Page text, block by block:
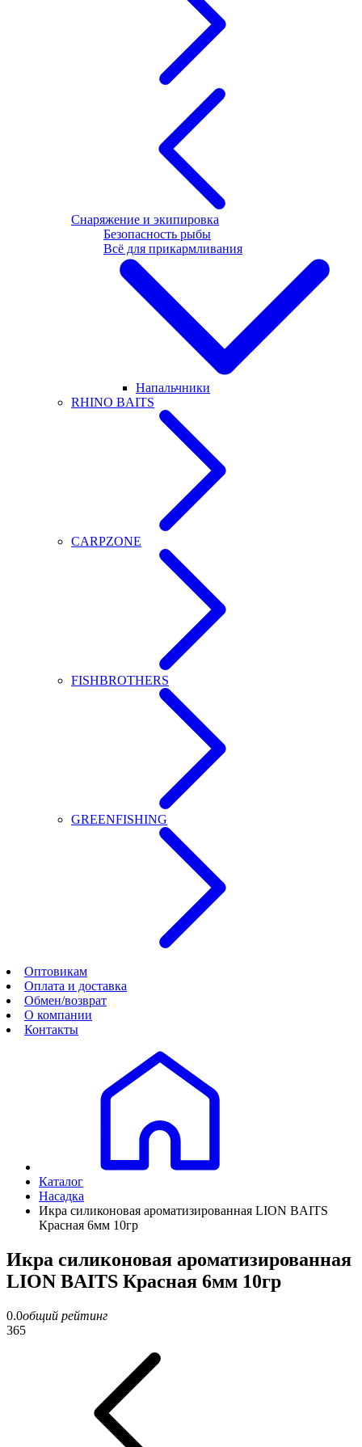
Снаряжение и экипировка
Безопасность рыбы
Всё для прикармливания
Напальчники
RHINO BAITS
CARPZONE
FISHBROTHERS
GREENFISHING
Оптовикам
Оплата и доставка
Обмен/возврат
О компании
Контакты
Каталог
Насадка
Икра силиконовая ароматизированная LION BAITS
Красная 6мм 10гр
Икра силиконовая ароматизированная
LION BAITS Красная 6мм 10гр
0.0общий рейтинг
365